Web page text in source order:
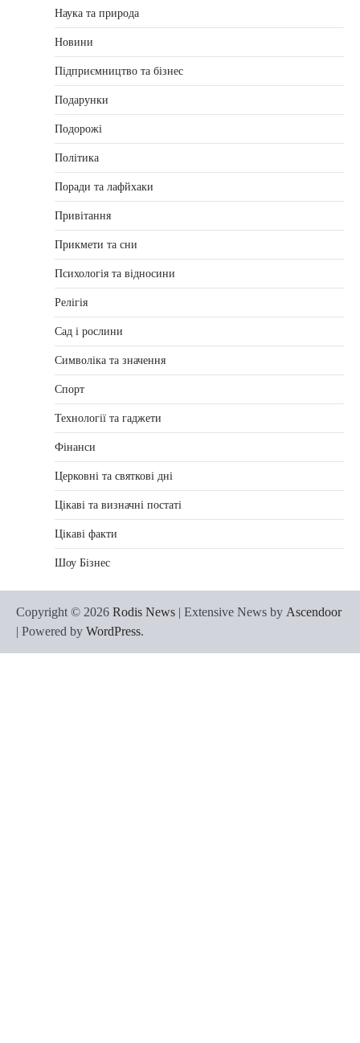
Наука та природа
Новини
Підприємництво та бізнес
Подарунки
Подорожі
Політика
Поради та лафйхаки
Привітання
Прикмети та сни
Психологія та відносини
Релігія
Сад і рослини
Символіка та значення
Спорт
Технології та гаджети
Фінанси
Церковні та святкові дні
Цікаві та визначні постаті
Цікаві факти
Шоу Бізнес
Copyright © 2026 Rodis News | Extensive News by Ascendoor
| Powered by WordPress.